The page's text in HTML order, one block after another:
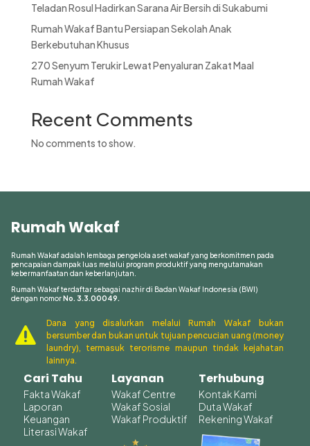
Teladan Rosul Hadirkan Sarana Air Bersih di Sukabumi
Rumah Wakaf Bantu Persiapan Sekolah Anak
Berkebutuhan Khusus
270 Senyum Terukir Lewat Penyaluran Zakat Maal
Rumah Wakaf
Recent Comments
No comments to show.
Rumah Wakaf
Rumah Wakaf adalah lembaga pengelola aset wakaf yang berkomitmen pada
pencapaian dampak luas melalui program produktif yang mengutamakan
kebermanfaatan dan keberlanjutan.
Rumah Wakaf terdaftar sebagai nazhir di Badan Wakaf Indonesia (BWI)
dengan nomorNo. 3.3.00049.

Dana yang disalurkan melalui Rumah Wakaf bukan
bersumber dan bukan untuk tujuan pencucian uang (money
laundry), termasuk terorisme maupun tindak kejahatan
lainnya.
Cari Tahu
Fakta Wakaf
Laporan
Keuangan
Literasi Wakaf
Layanan
Wakaf Centre
Wakaf Sosial
Wakaf Produktif
Terhubung
Kontak Kami
Duta Wakaf
Rekening Wakaf